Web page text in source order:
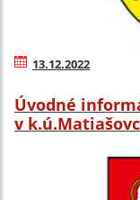
13.12.2022
Úvodné
v